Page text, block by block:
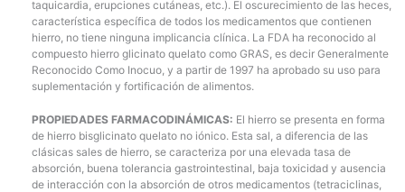
taquicardia, erupciones cutáneas, etc.). El oscurecimiento de las heces,
característica específica de todos los medicamentos que contienen
hierro, no tiene ninguna implicancia clínica. La FDA ha reconocido al
compuesto hierro glicinato quelato como GRAS, es decir Generalmente
Reconocido Como Inocuo, y a partir de 1997 ha aprobado su uso para
suplementación y fortificación de alimentos.
PROPIEDADES FARMACODINÁMICAS: El hierro se presenta en forma
de hierro bisglicinato quelato no iónico. Esta sal, a diferencia de las
clásicas sales de hierro, se caracteriza por una elevada tasa de
absorción, buena tolerancia gastrointestinal, baja toxicidad y ausencia
de interacción con la absorción de otros medicamentos (tetraciclinas,